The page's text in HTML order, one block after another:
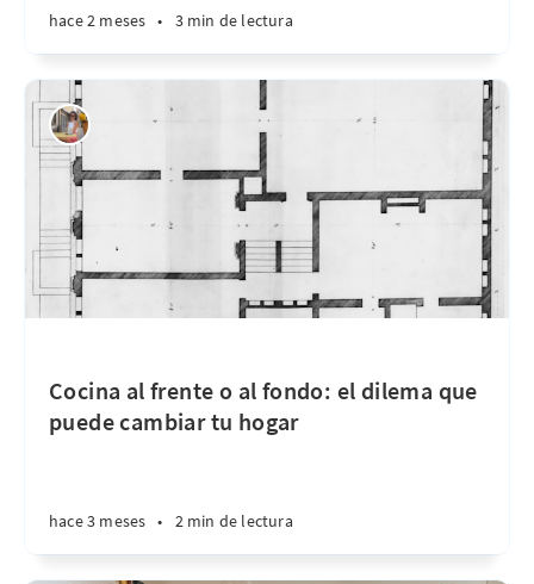
hace 2 meses • 3 min de lectura
Cocina al frente o al fondo: el dilema que
puede cambiar tu hogar
hace 3 meses • 2 min de lectura